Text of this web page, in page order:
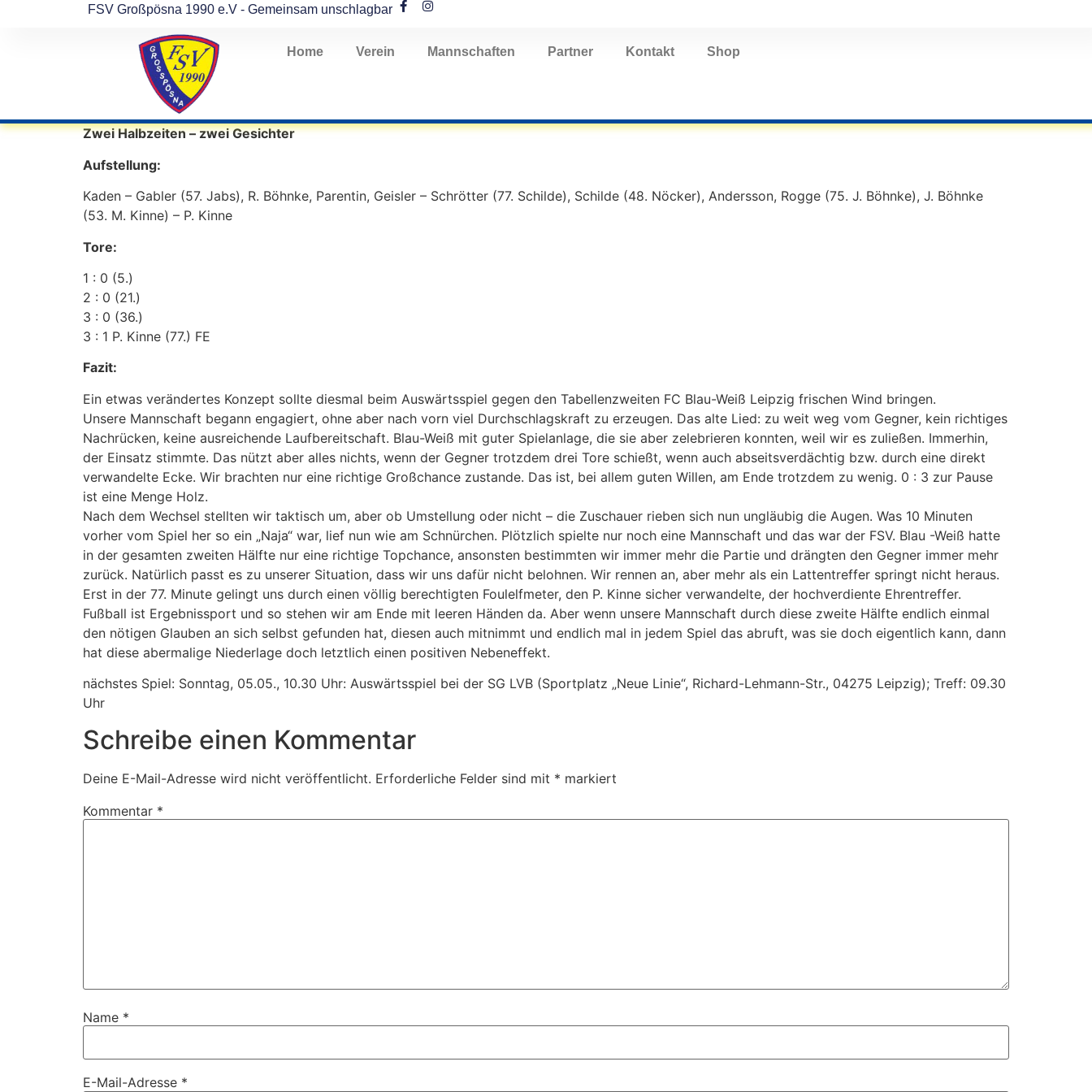
FSV Großpösna 1990 e.V - Gemeinsam unschlagbar
Home Verein Mannschaften Partner Kontakt Shop
Zwei Halbzeiten – zwei Gesichter
Aufstellung:
Kaden – Gabler (57. Jabs), R. Böhnke, Parentin, Geisler – Schrötter (77. Schilde), Schilde (48. Nöcker), Andersson, Rogge (75. J. Böhnke), J. Böhnke
(53. M. Kinne) – P. Kinne
Tore:
1 : 0 (5.)
2 : 0 (21.)
3 : 0 (36.)
3 : 1 P. Kinne (77.) FE
Fazit:
Ein etwas verändertes Konzept sollte diesmal beim Auswärtsspiel gegen den Tabellenzweiten FC Blau-Weiß Leipzig frischen Wind bringen.
Unsere Mannschaft begann engagiert, ohne aber nach vorn viel Durchschlagskraft zu erzeugen. Das alte Lied: zu weit weg vom Gegner, kein richtiges
Nachrücken, keine ausreichende Laufbereitschaft. Blau-Weiß mit guter Spielanlage, die sie aber zelebrieren konnten, weil wir es zuließen. Immerhin,
der Einsatz stimmte. Das nützt aber alles nichts, wenn der Gegner trotzdem drei Tore schießt, wenn auch abseitsverdächtig bzw. durch eine direkt
verwandelte Ecke. Wir brachten nur eine richtige Großchance zustande. Das ist, bei allem guten Willen, am Ende trotzdem zu wenig. 0 : 3 zur Pause
ist eine Menge Holz.
Nach dem Wechsel stellten wir taktisch um, aber ob Umstellung oder nicht – die Zuschauer rieben sich nun ungläubig die Augen. Was 10 Minuten
vorher vom Spiel her so ein „Naja“ war, lief nun wie am Schnürchen. Plötzlich spielte nur noch eine Mannschaft und das war der FSV. Blau -Weiß hatte
in der gesamten zweiten Hälfte nur eine richtige Topchance, ansonsten bestimmten wir immer mehr die Partie und drängten den Gegner immer mehr
zurück. Natürlich passt es zu unserer Situation, dass wir uns dafür nicht belohnen. Wir rennen an, aber mehr als ein Lattentreffer springt nicht heraus.
Erst in der 77. Minute gelingt uns durch einen völlig berechtigten Foulelfmeter, den P. Kinne sicher verwandelte, der hochverdiente Ehrentreffer.
Fußball ist Ergebnissport und so stehen wir am Ende mit leeren Händen da. Aber wenn unsere Mannschaft durch diese zweite Hälfte endlich einmal
den nötigen Glauben an sich selbst gefunden hat, diesen auch mitnimmt und endlich mal in jedem Spiel das abruft, was sie doch eigentlich kann, dann
hat diese abermalige Niederlage doch letztlich einen positiven Nebeneffekt.
nächstes Spiel: Sonntag, 05.05., 10.30 Uhr: Auswärtsspiel bei der SG LVB (Sportplatz „Neue Linie“, Richard-Lehmann-Str., 04275 Leipzig); Treff: 09.30
Uhr
Schreibe einen Kommentar
Deine E-Mail-Adresse wird nicht veröffentlicht. Erforderliche Felder sind mit * markiert
Kommentar *
Name *
E-Mail-Adresse *